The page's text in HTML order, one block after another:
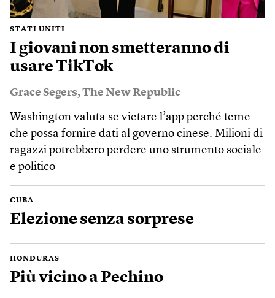
STATI UNITI
I giovani non smetteranno di
usare TikTok
Grace Segers,The New Republic
Washington valuta se vietare l’app perché teme
che possa fornire dati al governo cinese. Milioni di
ragazzi potrebbero perdere uno strumento sociale
e politico
CUBA
Elezione senza sorprese
HONDURAS
Più vicino a Pechino